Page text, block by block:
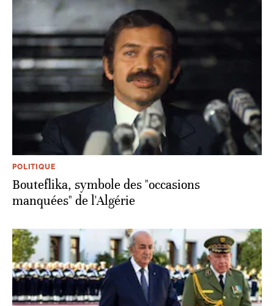
POLITIQUE
Bouteflika, symbole des "occasions
manquées" de l'Algérie